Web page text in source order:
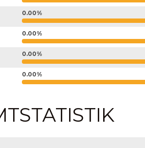
0.00%
0.00%
0.00%
0.00%